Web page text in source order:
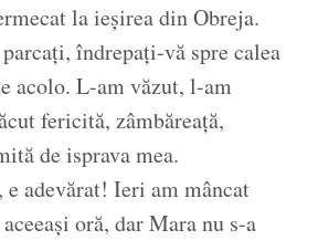
la ieșirea din Obreja.
îndrepați-vă spre calea
acolo. L-am văzut, l-am
fericită, zâmbăreață,
de isprava mea.
adevărat! Ieri am mâncat
oră, dar Mara nu s-a